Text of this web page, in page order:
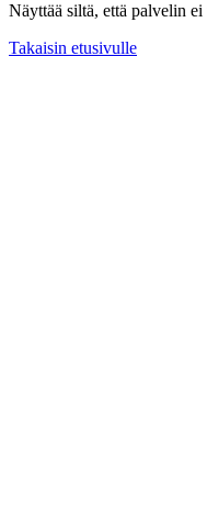
Näyttää siltä, että palvelin
Takaisin etusivulle